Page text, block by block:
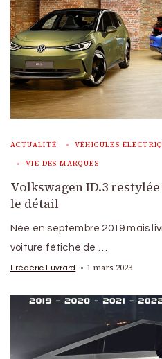
ACTUALITÉ VÉHICULES
VIE DES MARQUES
Volkswagen ID.3 restylée
le détail
Née en septembre 2019 mais
voiture fétiche de …
Frédéric Euvrard 1 mars 2023